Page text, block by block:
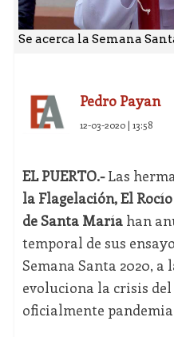
Se acerca la Semana
Pedro Payan
12-03-2020 | 13:58
EL PUERTO.-Las
la Flagelación, El
de Santa Maríahan
temporal de sus
Semana Santa 2020, a
evoluciona la crisis
oficialmente